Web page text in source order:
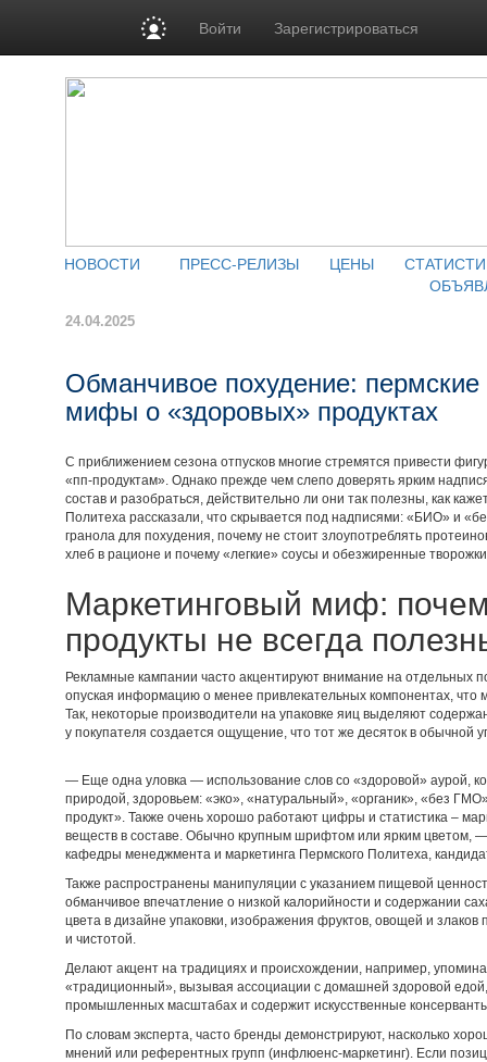
Войти Зарегистрироваться
НОВОСТИ ПРЕСС-РЕЛИЗЫ ЦЕНЫ
24.04.2025
Обманчивое похудение: пермские
мифы о «здоровых» продуктах
С приближением сезона отпусков многие стремятся привести
«пп-продуктам». Однако прежде чем слепо доверять ярким
состав и разобраться, действительно ли они так полезны, как
Политеха рассказали, что скрывается под надписями: «БИО» и
гранола для похудения, почему не стоит злоупотреблять
хлеб в рационе и почему «легкие» соусы и обезжиренные
Маркетинговый миф:
продукты не всегда
Рекламные кампании часто акцентируют внимание на отдельных
опуская информацию о менее привлекательных компонентах, что
Так, некоторые производители на упаковке яиц выделяют
у покупателя создается ощущение, что тот же десяток в обычной
— Еще одна уловка — использование слов со «здоровой» аурой,
природой, здоровьем: «эко», «натуральный», «органик», «без
продукт». Также очень хорошо работают цифры и статистика –
веществ в составе. Обычно крупным шрифтом или ярким цветом,
кафедры менеджмента и маркетинга Пермского Политеха,
Также распространены манипуляции с указанием пищевой
обманчивое впечатление о низкой калорийности и содержании
цвета в дизайне упаковки, изображения фруктов, овощей и
и чистотой.
Делают акцент на традициях и происхождении, например,
«традиционный», вызывая ассоциации с домашней здоровой
промышленных масштабах и содержит искусственные
По словам эксперта, часто бренды демонстрируют, насколько
мнений или референтных групп (инфлюенс-маркетинг). Если